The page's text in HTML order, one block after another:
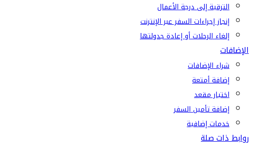
الترقية إلى درجة الأعمال
إنجاز إجراءات السفر عبر الإنترنت
إلغاء الرحلات أو إعادة جدولتها
الإضافات
شراء الإضافات
إضافة أمتعة
اختيار مقعد
إضافة تأمين السفر
خدمات إضافية
روابط ذات صلة